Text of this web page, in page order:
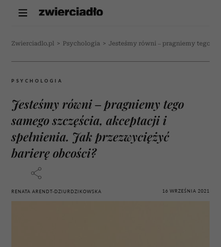
Zwierciadlo.pl > Psychologia > Jesteśmy równi – pragniemy tego
PSYCHOLOGIA
Jesteśmy równi – pragniemy tego
samego szczęścia, akceptacji i
spełnienia. Jak przezwyciężyć
barierę obcości?
RENATA ARENDT-DZIURDZIKOWSKA 16 WRZEŚNIA 2021